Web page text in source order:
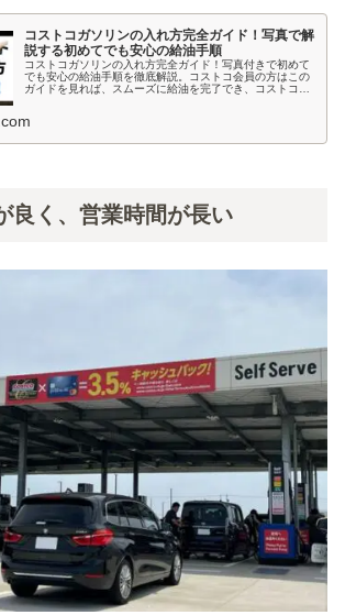
コストコガソリンの入れ方完全ガイド！写真で解
説する初めてでも安心の給油手順
コストコガソリンの入れ方完全ガイド！写真付きで初めて
でも安心の給油手順を徹底解説。コストコ会員の方はこの
ガイドを見れば、スムーズに給油を完了でき、コストコな
良く、営業時間が長い